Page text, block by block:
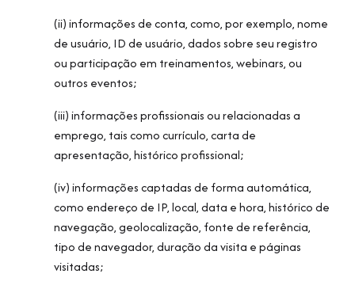
(ii) informações de conta, como, por exemplo, nome
de usuário, ID de usuário, dados sobre seu registro
ou participação em treinamentos, webinars, ou
outros eventos;
(iii) informações profissionais ou relacionadas a
emprego, tais como currículo, carta de
apresentação, histórico profissional;
(iv) informações captadas de forma automática,
como endereço de IP, local, data e hora, histórico de
navegação, geolocalização, fonte de referência,
tipo de navegador, duração da visita e páginas
visitadas;